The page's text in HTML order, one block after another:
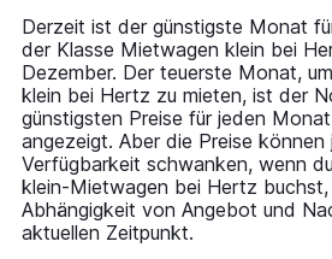
14
categories.
The
chart
has
1
Y
axis
displaying
values.
Range:
Derzeit ist der günstigste Monat
der Klasse Mietwagen klein bei
Dezember. Der teuerste Monat,
klein bei Hertz zu mieten, ist der
günstigsten Preise für jeden
angezeigt. Aber die Preise können
Verfügbarkeit schwanken, wenn
klein-Mietwagen bei Hertz buchst,
Abhängigkeit von Angebot und
aktuellen Zeitpunkt.